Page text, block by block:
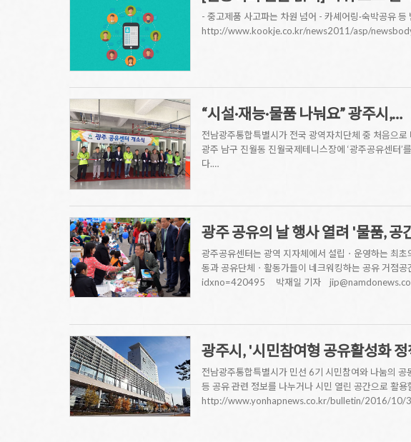
- 중고제품 사고파는 차원 넘어 - 카셰어링·숙박공유
http://www.kookje.co.kr/news2011/asp/
“시설·재능·물품 나눠요” 광주시,…
전남광주통합특별시가 전국 광역자치단체 중 처음으
광주 남구 진월동 진월국제테니스장에 ‘광주공유센터
다.…
광주 공유의 날 행사 열려 '물품, 공
광주공유센터는 광역 지자체에서 설립ㆍ운영하는 최
동과 공유단체ㆍ활동가들이 네크워킹하는 공유 거
idxno=420495 박재일 기자
광주시, '시민참여형 공유활성화
전남광주통합특별시가 민선 6기 시민참여와 나눔의
등 공유 관련 정보를 나누거나 시민 열린 공간으로 활
http://www.yonhapnews.co.kr/bulletin/2016/